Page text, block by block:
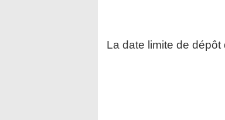
La date limite de